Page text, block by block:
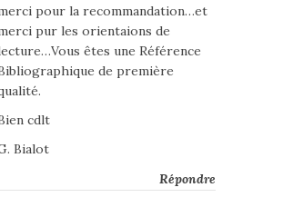
pour la recommandation…et
pur les orientaions de
êtes une Référence
de première
cdlt
Bialot
Répondre